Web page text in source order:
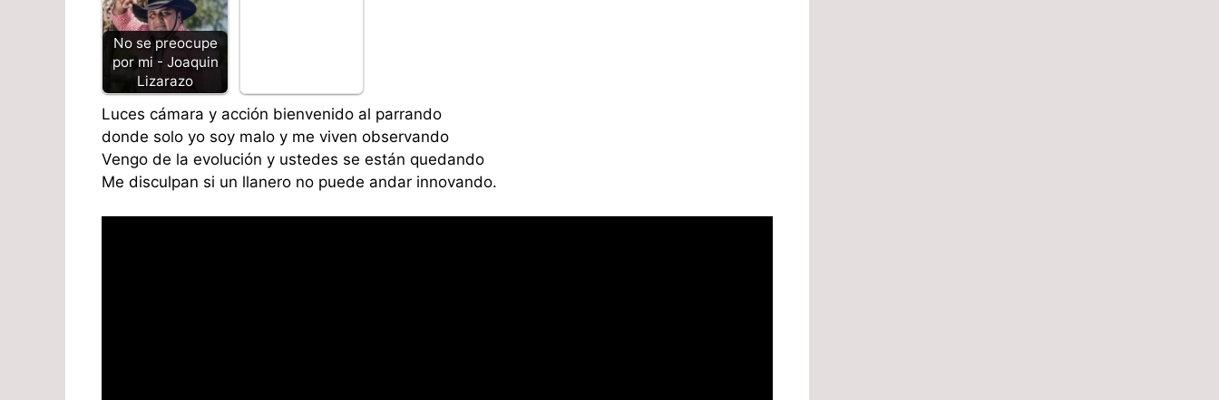
No se preocupe
por mi - Joaquin
Lizarazo
Luces cámara y acción bienvenido al parrando
donde solo yo soy malo y me viven observando
Vengo de la evolución y ustedes se están quedando
Me disculpan si un llanero no puede andar innovando.